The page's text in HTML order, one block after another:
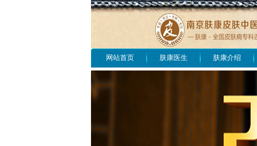
网站首页 肤康医生 肤康介绍